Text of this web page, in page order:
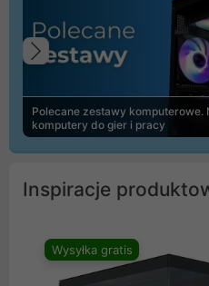
Polecane zestawy komputerowe.
komputery do gier i pracy
Poprzedni
Inspiracje
Wysyłka gratis